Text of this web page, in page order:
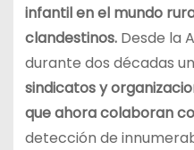
infantil en el mundo
clandestinos.Desde la
durante dos décadas
sindicatos y
que ahora colaboran
detección de